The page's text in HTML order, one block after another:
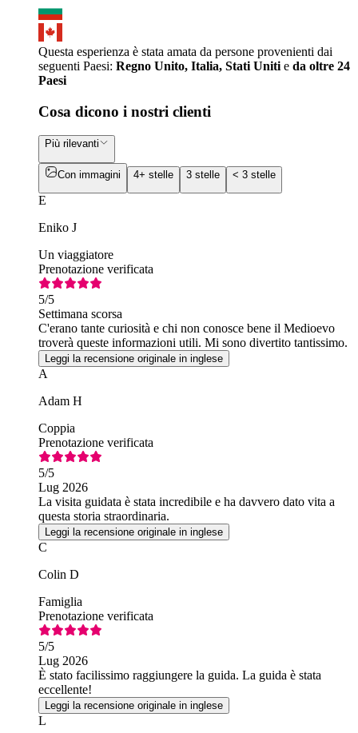
Questa esperienza è stata amata da persone provenienti dai
seguenti Paesi: Regno Unito, Italia, Stati Uniti e da oltre 24
Paesi
Cosa dicono i nostri clienti
Più rilevanti
Con immagini 4+ stelle 3 stelle < 3 stelle
E
Eniko J
Un viaggiatore
Prenotazione verificata
5/5
Settimana scorsa
C'erano tante curiosità e chi non conosce bene il Medioevo
troverà queste informazioni utili. Mi sono divertito tantissimo.
Leggi la recensione originale in inglese
A
Adam H
Coppia
Prenotazione verificata
5/5
Lug 2026
La visita guidata è stata incredibile e ha davvero dato vita a
questa storia straordinaria.
Leggi la recensione originale in inglese
C
Colin D
Famiglia
Prenotazione verificata
5/5
Lug 2026
È stato facilissimo raggiungere la guida. La guida è stata
eccellente!
Leggi la recensione originale in inglese
L